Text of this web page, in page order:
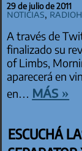
29 de julio de 2011
Noticias,
A través de
finalizado su
of Limbs,
aparecerá en
en… más »
ESCUCHÁ